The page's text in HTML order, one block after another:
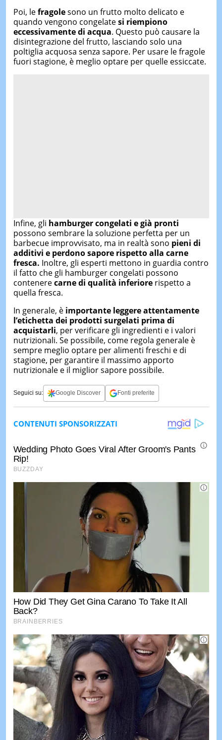
Poi, lefragolesono un frutto molto delicato e
quando vengono congelatesi riempiono
eccessivamente di acqua. Questo può causare la
disintegrazione del frutto, lasciando solo una
poltiglia acquosa senza sapore. Per usare le fragole
fuori stagione, è meglio optare per quelle essiccate.
Infine, gli hamburger congelati e già pronti
possono sembrare la soluzione perfetta per un
barbecue improvvisato, ma in realtà sono pieni di
additivi e perdono sapore rispetto alla carne
fresca. Inoltre, gli esperti mettono in guardia contro
il fatto che gli hamburger congelati possono
contenerecarne di qualità inferiorerispetto a
quella fresca.
In generale, è importante leggere attentamente
l’etichetta dei prodotti surgelati prima di
acquistarli, per verificare gli ingredienti e i valori
nutrizionali. Se possibile, come regola generale è
sempre meglio optare per alimenti freschi e di
stagione, per garantire il massimo apporto
nutrizionale e il miglior sapore possibile.
Seguici su: Google Discover Fonti preferite